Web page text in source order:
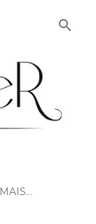
MAIS…